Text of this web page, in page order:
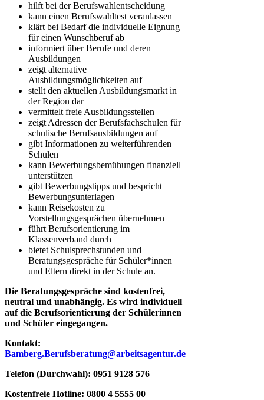
hilft bei der Berufswahlentscheidung
kann einen Berufswahltest veranlassen
klärt bei Bedarf die individuelle Eignung
für einen Wunschberuf ab
informiert über Berufe und deren
Ausbildungen
zeigt alternative
Ausbildungsmöglichkeiten auf
stellt den aktuellen Ausbildungsmarkt in
der Region dar
vermittelt freie Ausbildungsstellen
zeigt Adressen der Berufsfachschulen für
schulische Berufsausbildungen auf
gibt Informationen zu weiterführenden
Schulen
kann Bewerbungsbemühungen finanziell
unterstützen
gibt Bewerbungstipps und bespricht
Bewerbungsunterlagen
kann Reisekosten zu
Vorstellungsgesprächen übernehmen
führt Berufsorientierung im
Klassenverband durch
bietet Schulsprechstunden und
Beratungsgespräche für Schüler*innen
und Eltern direkt in der Schule an.
Die Beratungsgespräche sind kostenfrei,
neutral und unabhängig. Es wird individuell
auf die Berufsorientierung der Schülerinnen
und Schüler eingegangen.
Kontakt:
Bamberg.Berufsberatung@arbeitsagentur.de
Telefon (Durchwahl): 0951 9128 576
Kostenfreie Hotline: 0800 4 5555 00